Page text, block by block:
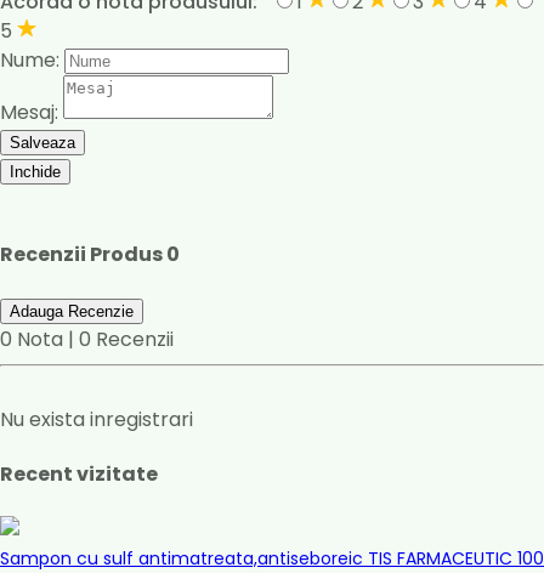
5
Nume:
Mesaj:
Salveaza
Inchide
Recenzii Produs0
Adauga Recenzie
0 Nota | 0 Recenzii
Nu exista inregistrari
Recent vizitate
Sampon cu sulf antimatreata,antiseboreic TIS FARMACEUTIC 100